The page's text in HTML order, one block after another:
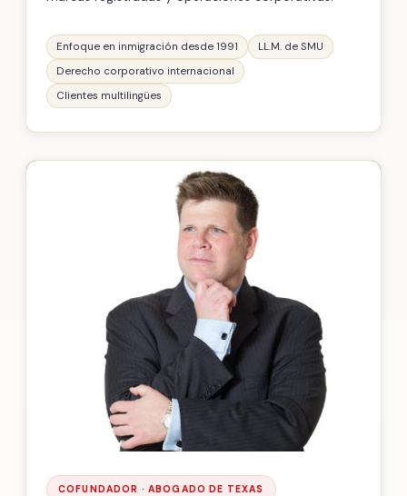
Enfoque en inmigración desde 1991
LL.M. de SMU
Derecho corporativo internacional
Clientes multilingües
COFUNDADOR · ABOGADO DE TEXAS